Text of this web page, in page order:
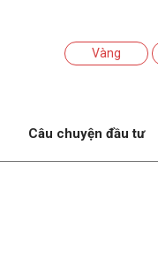
Vàng
Câu chuyện đầu tư